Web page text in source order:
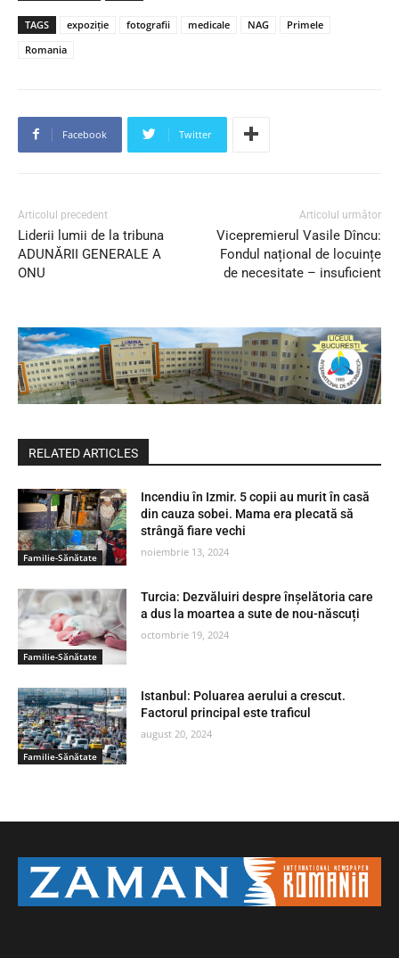
TAGS expoziție fotografii medicale NAG
Primele
Romania
Facebook Twitter
Articolul precedent
Liderii lumii de la tribuna
ADUNĂRII GENERALE A
ONU
Articolul următor
Vicepremierul Vasile Dîncu:
Fondul național de locuințe
de necesitate – insuficient
RELATED ARTICLES
Familie-Sănătate
Incendiu în Izmir. 5 copii au murit în casă
din cauza sobei. Mama era plecată să
strângă fiare vechi
noiembrie 13, 2024
Familie-Sănătate
Turcia: Dezvăluiri despre înșelătoria care
a dus la moartea a sute de nou-născuți
octombrie 19, 2024
Familie-Sănătate
Istanbul: Poluarea aerului a crescut.
Factorul principal este traficul
august 20, 2024